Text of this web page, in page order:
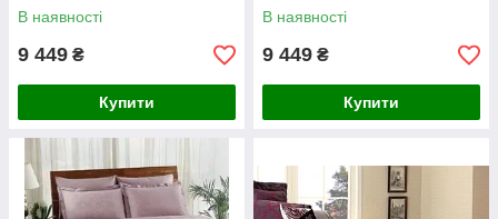
В наявності
9 449 ₴
Купити
В наявності
9 449 ₴
Купити